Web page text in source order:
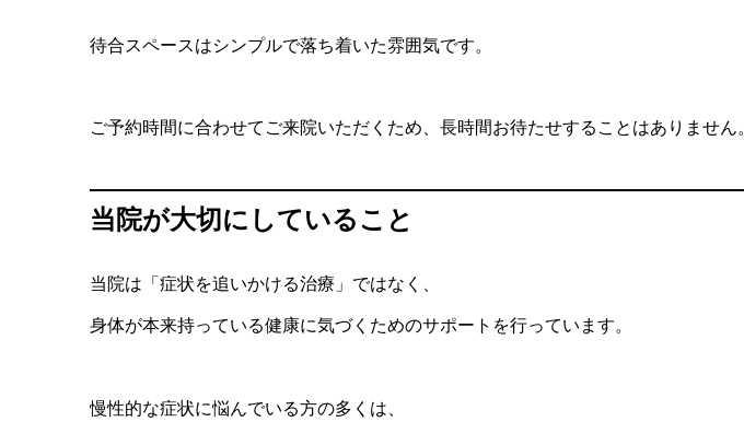
待合スペースはシンプルで落ち着いた雰囲気です。
ご予約時間に合わせてご来院いただくため、長時間お待たせすることはありません。
当院が大切にしていること
当院は「症状を追いかける治療」ではなく、
身体が本来持っている健康に気づくためのサポートを行っています。
慢性的な症状に悩んでいる方の多くは、